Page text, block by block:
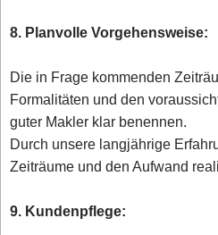
8. Planvolle Vorgehensweise:
Die in Frage kommenden
Formalitäten und den
guter Makler klar benennen.
Durch unsere langjährige
Zeiträume und den Aufwand
9. Kundenpflege: